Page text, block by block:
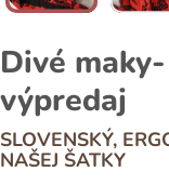
Divé
výpredaj
SLOVENSKÝ,
NAŠEJ ŠATKY